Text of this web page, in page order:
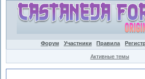
Форум Участники Правила
Активные темы